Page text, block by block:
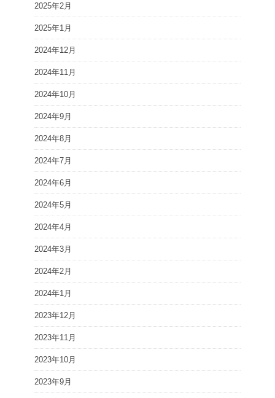
2025年2月
2025年1月
2024年12月
2024年11月
2024年10月
2024年9月
2024年8月
2024年7月
2024年6月
2024年5月
2024年4月
2024年3月
2024年2月
2024年1月
2023年12月
2023年11月
2023年10月
2023年9月